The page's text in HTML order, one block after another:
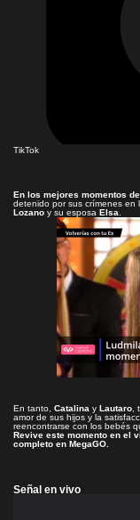
TikTok
En los mejores momentos
detenido por sus crímenes en
Lozano y su esposa Elsa
En tanto, Catalina y Lautaro
amor de sus hijos y la
reencontrarse con los bebés
Revive este momento en el
completo en MegaGO
Señal en vivo